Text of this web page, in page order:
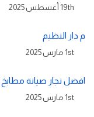
19th أغسطس 2025
م دار النظيم
1st مارس 2025
افضل نجار صيانة مطابخ
1st مارس 2025